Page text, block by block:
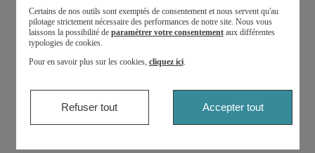
Certains de nos outils sont exemptés de consentement et nous servent qu'au
pilotage strictement nécessaire des performances de notre site. Nous vous
laissons la possibilité de paramétrer votre consentementaux différentes
typologies de cookies.
Pour en savoir plus sur les cookies, cliquez ici.
Refuser tout Accepter tout